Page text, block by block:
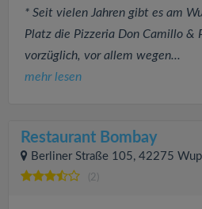
* Seit vielen Jahren gibt es am
Platz die Pizzeria Don Camillo &
vorzüglich, vor allem wegen...
mehr lesen
Restaurant Bombay
Berliner Straße 105, 42275
(2)